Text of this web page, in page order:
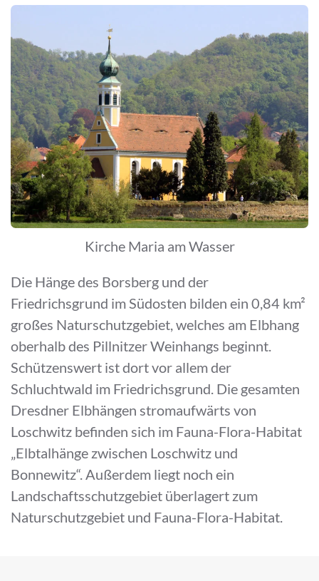
Kirche Maria am Wasser
Die Hänge des Borsberg und der
Friedrichsgrund im Südosten bilden ein 0,84 km²
großes Naturschutzgebiet, welches am Elbhang
oberhalb des Pillnitzer Weinhangs beginnt.
Schützenswert ist dort vor allem der
Schluchtwald im Friedrichsgrund. Die gesamten
Dresdner Elbhängen stromaufwärts von
Loschwitz befinden sich im Fauna-Flora-Habitat
„Elbtalhänge zwischen Loschwitz und
Bonnewitz“. Außerdem liegt noch ein
Landschaftsschutzgebiet überlagert zum
Naturschutzgebiet und Fauna-Flora-Habitat.